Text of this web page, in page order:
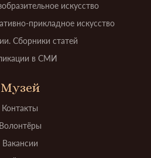
искусство
прикладное искусство
Сборники статей
в СМИ
Музей
Контакты
Волонтёры
Вакансии